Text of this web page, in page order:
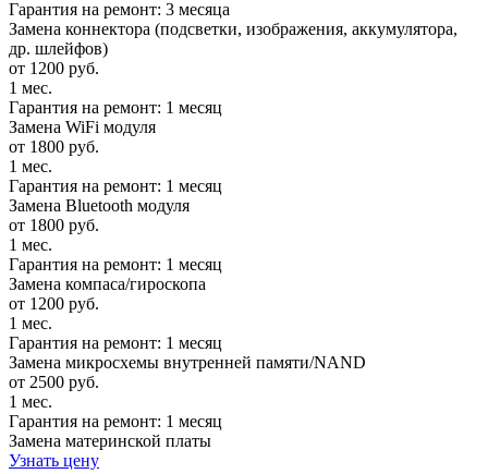
Гарантия на ремонт: 3 месяца
Замена коннектора (подсветки, изображения, аккумулятора,
др. шлейфов)
от 1200 руб.
1 мес.
Гарантия на ремонт: 1 месяц
Замена WiFi модуля
от 1800 руб.
1 мес.
Гарантия на ремонт: 1 месяц
Замена Bluetooth модуля
от 1800 руб.
1 мес.
Гарантия на ремонт: 1 месяц
Замена компаса/гироскопа
от 1200 руб.
1 мес.
Гарантия на ремонт: 1 месяц
Замена микросхемы внутренней памяти/NAND
от 2500 руб.
1 мес.
Гарантия на ремонт: 1 месяц
Замена материнской платы
Узнать цену